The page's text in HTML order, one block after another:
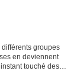
groupes
en deviennent
touché des